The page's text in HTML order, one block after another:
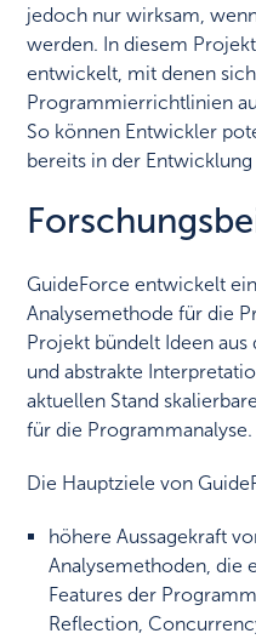
jedoch nur wirksam,
werden. In diesem
entwickelt, mit denen
Programmierrichtlinien
So können Entwickler
bereits in der
GuideForce entwickelt
Analysemethode für die
Projekt bündelt Ideen aus
und abstrakte
aktuellen Stand
für die Programmanalyse.
Die Hauptziele von
höhere Aussagekraft
Analysemethoden, die
Features der
Reflection,